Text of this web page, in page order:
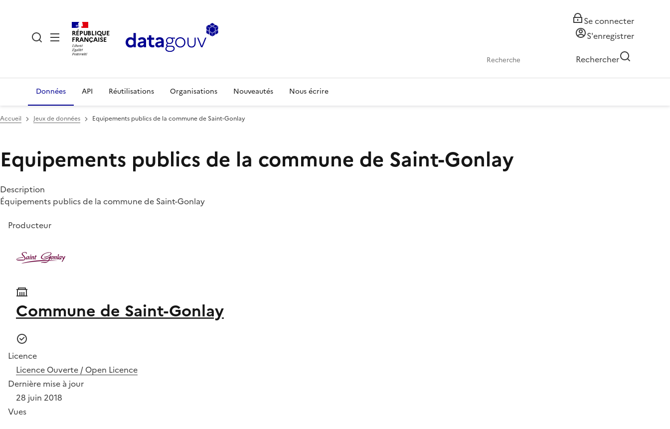
RÉPUBLIQUE
FRANÇAISE
Se connecter
S'enregistrer
Rechercher
Données API Réutilisations Organisations Nouveautés Nous écrire
Accueil Jeux de données Equipements publics de la commune de Saint-Gonlay
Equipements publics de la commune de Saint-Gonlay
Description
Équipements publics de la commune de Saint-Gonlay
Producteur
Commune de Saint-Gonlay
Licence
Licence Ouverte / Open Licence
Dernière mise à jour
28 juin 2018
Vues